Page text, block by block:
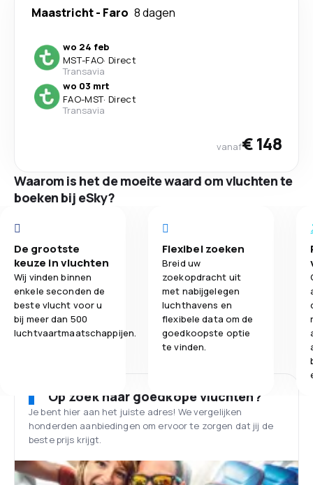
Maastricht- Faro 8 dagen
wo 24 feb
MST-FAO· Direct
Transavia
wo 03 mrt
FAO-MST· Direct
Transavia
vanaf€ 148
Waarom is het de moeite waard om vluchten te
boeken bij eSky?
De grootste
keuze in vluchten
Wij vinden binnen
enkele seconden de
beste vlucht voor u
bij meer dan 500
luchtvaartmaatschappijen.
Flexibel zoeken
Breid uw
zoekopdracht uit
met nabijgelegen
luchthavens en
flexibele data om de
goedkoopste optie
te vinden.
Op zoek naar goedkope vluchten?
Je bent hier aan het juiste adres! We vergelijken
honderden aanbiedingen om ervoor te zorgen dat jij de
beste prijs krijgt.